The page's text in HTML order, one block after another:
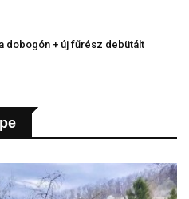
dobogón + új fűrész debütált